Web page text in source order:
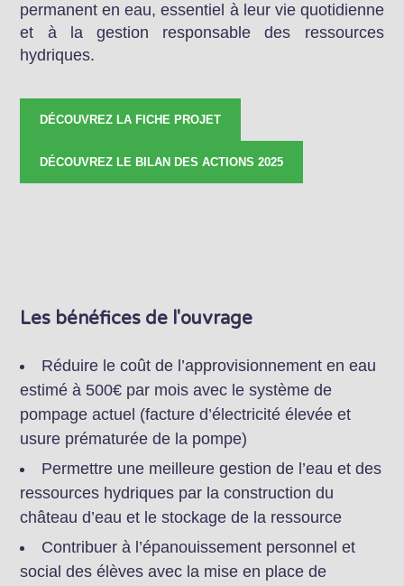
permanent en eau, essentiel à leur vie quotidienne
et à la gestion responsable des ressources
hydriques.
DÉCOUVREZ LA FICHE PROJET
DÉCOUVREZ LE BILAN DES ACTIONS 2025
Les bénéfices de l'ouvrage
Réduire le coût de l’approvisionnement en eau
estimé à 500€ par mois avec le système de
pompage actuel (facture d’électricité élevée et
usure prématurée de la pompe)
Permettre une meilleure gestion de l’eau et des
ressources hydriques par la construction du
château d’eau et le stockage de la ressource
Contribuer à l’épanouissement personnel et
social des élèves avec la mise en place de